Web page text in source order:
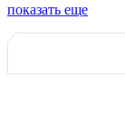
показать еще